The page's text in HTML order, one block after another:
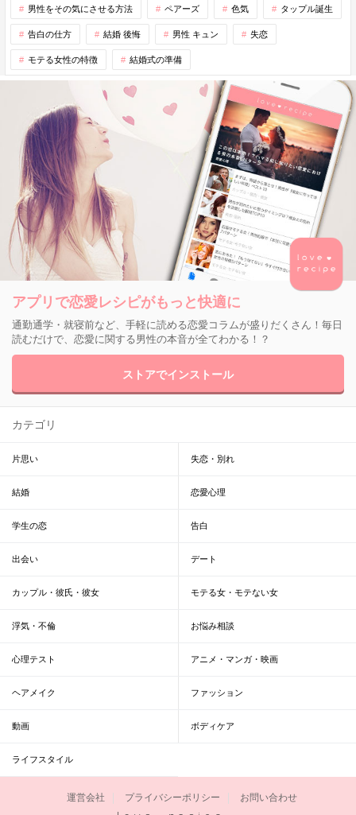
男性をその気にさせる方法 ペアーズ 色気 タップル誕生
告白の仕方 結婚 後悔 男性 キュン 失恋
モテる女性の特徴 結婚式の準備
アプリで恋愛レシピがもっと快適に
通勤通学・就寝前など、手軽に読める恋愛コラムが盛りだくさん！毎日
読むだけで、恋愛に関する男性の本音が全てわかる！？
ストアでインストール
カテゴリ
片思い 失恋・別れ
結婚 恋愛心理
学生の恋 告白
出会い デート
カップル・彼氏・彼女 モテる女・モテない女
浮気・不倫 お悩み相談
心理テスト アニメ・マンガ・映画
ヘアメイク ファッション
動画 ボディケア
ライフスタイル
運営会社 プライバシーポリシー お問い合わせ